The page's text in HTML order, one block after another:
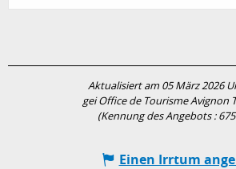
Aktualisiert am 05 März 2026
gei Office de Tourisme Avignon
(Kennung des Angebots :
Einen Irrtum